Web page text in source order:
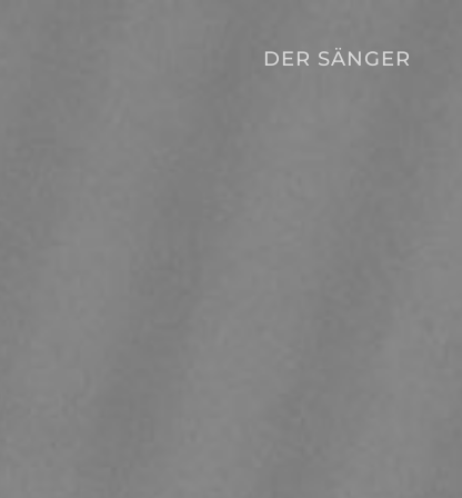
DER SÄNGER